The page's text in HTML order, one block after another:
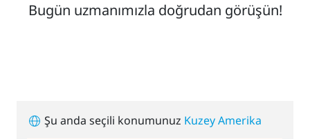
Bugün uzmanımızla doğrudan görüşün!
Şu anda seçili konumunuz Kuzey Amerika